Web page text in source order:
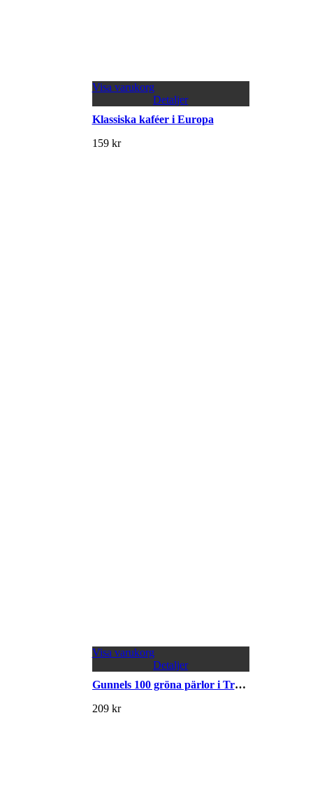
Visa varukorg
Detaljer
Klassiska kaféer i Europa
159 kr
Visa varukorg
Detaljer
Gunnels 100 gröna pärlor i Trädgårdseuropa
209 kr